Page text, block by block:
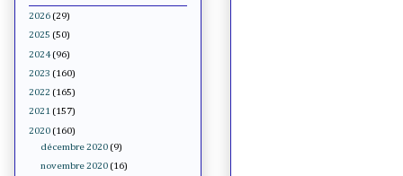
2026 (29)
2025 (50)
2024 (96)
2023 (160)
2022 (165)
2021 (157)
2020 (160)
décembre 2020 (9)
novembre 2020 (16)